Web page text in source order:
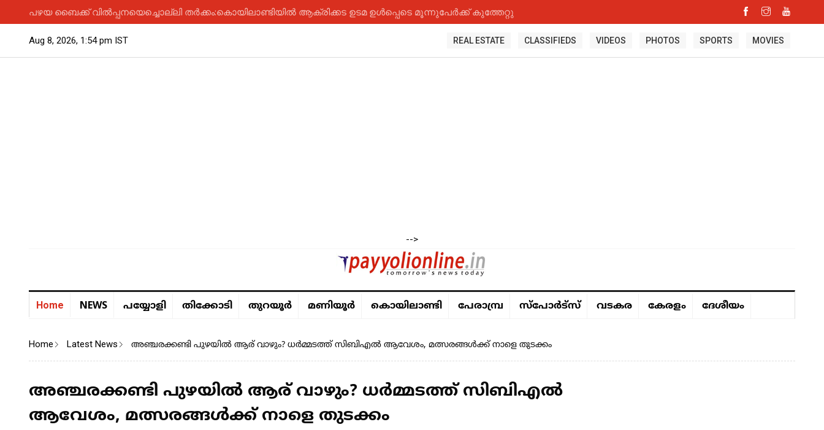
പഴയ ബൈക്ക് വിൽപ്പനയെച്ചൊല്ലി തർക്കം:കൊയിലാണ്ടിയിൽ ആക്രിക്കട ഉടമ ഉൾപ്പെടെ മൂന്നുപേർക്ക് കുത്തേറ്റു
Aug 8, 2026, 1:54 pm IST REAL ESTATE CLASSIFIEDS VIDEOS PHOTOS SPORTS MOVIES
-->
Home NEWS പയ്യോളി തിക്കോടി തുറയൂര്‍ മണിയൂര്‍ കൊയിലാണ്ടി പേരാമ്പ്ര സ്പോർട്സ് വടകര കേരളം ദേശീയം
Home Latest News അഞ്ചരക്കണ്ടി പുഴയിൽ ആര് വാഴും? ധര്‍മ്മടത്ത് സിബിഎൽ ആവേശം, മത്സരങ്ങൾക്ക് നാളെ തുടക്കം
അഞ്ചരക്കണ്ടി പുഴയിൽ ആര് വാഴും? ധര്‍മ്മടത്ത് സിബിഎൽ
ആവേശം, മത്സരങ്ങൾക്ക് നാളെ തുടക്കം